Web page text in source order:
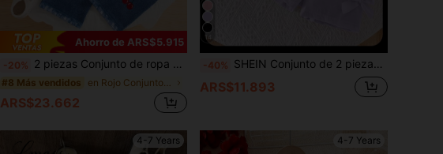
Ahorro de ARS$5.915
-20% 2 piezas Conjunto de ropa casual para niñas, blusa de manga larga con cuello redondo y pantalón largo con estampado bordado de cerezas de unicolor, para primavera/otoño
#8 Más vendidos
ARS$23.662
14
-40% SHEIN Conjunto de 2 piezas de camiseta de manga corta con cuello redondo y decoración de lazo + pantalones cortos de cintura elástica para uso casual y diario de niñas jóvenes
ARS$11.893
4-7 Years 4-7 Years